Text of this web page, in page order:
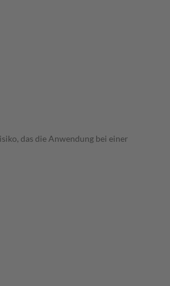
das die Anwendung bei einer